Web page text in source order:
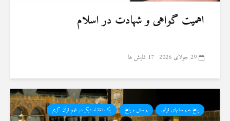
اهمیت گواهی و شهادت در اسلام
29 جولای 2026 17 نمایش ها
پاسخ به پرسشهای قرآنی پرسش و پاسخ یک اشتباه دیگر در فهم قرآن کریم